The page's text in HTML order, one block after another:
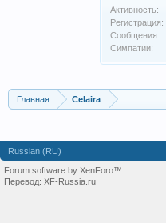
Активность:
Регистрация:
Сообщения:
Симпатии:
Главная Celaira
Russian (RU)
Forum software by XenForo™
Перевод: XF-Russia.ru